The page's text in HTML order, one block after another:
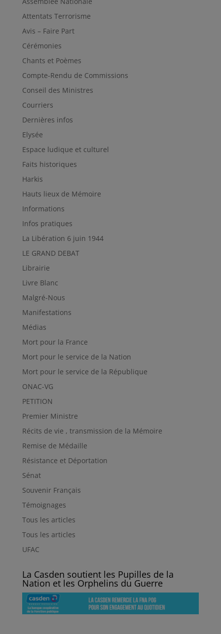
Attentats Terrorisme
Avis – Faire Part
Cérémonies
Chants et Poèmes
Compte-Rendu de Commissions
Conseil des Ministres
Courriers
Dernières infos
Elysée
Espace ludique et culturel
Faits historiques
Harkis
Hauts lieux de Mémoire
Informations
Infos pratiques
La Libération 6 juin 1944
LE GRAND DEBAT
Librairie
Livre Blanc
Malgré-Nous
Manifestations
Médias
Mort pour la France
Mort pour le service de la Nation
Mort pour le service de la République
ONAC-VG
PETITION
Premier Ministre
Récits de vie , transmission de la Mémoire
Remise de Médaille
Résistance et Déportation
Sénat
Souvenir Français
Témoignages
Tous les articles
Tous les articles
UFAC
La Casden soutient les Pupilles de la
Nation et les Orphelins du Guerre